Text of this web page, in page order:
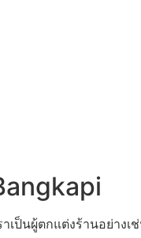
นผู้ตกแต่งร้านอย่างเ